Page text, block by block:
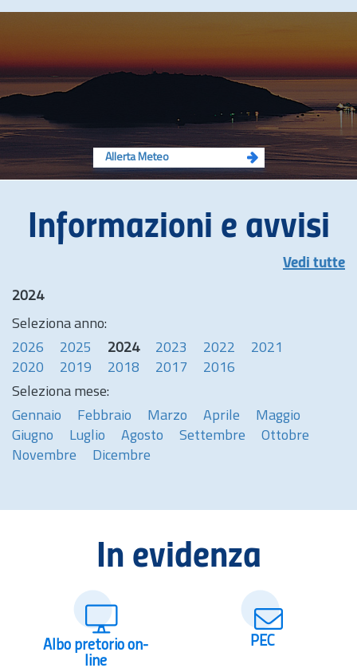
Allerta Meteo
Informazioni e avvisi
Vedi tutte
2024
Seleziona anno:
2026
2025 2024 2023 2022
2021
2020
2019 2018 2017
2016
Seleziona mese:
Gennaio
Febbraio Marzo Aprile
Maggio
Giugno
Luglio Agosto Settembre
Ottobre
Novembre
Dicembre
In evidenza
Albo pretorio on-
line
PEC